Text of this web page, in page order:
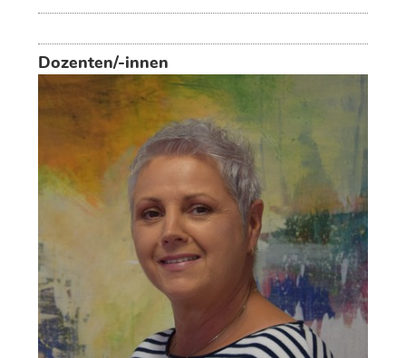
Dozenten/-innen